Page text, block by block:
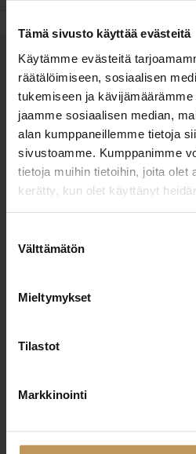
Tämä sivusto käyttää evästeitä
Käytämme evästeitä
räätälöimiseen, sosiaalisen
tukemiseen ja
jaamme sosiaalisen median,
alan kumppaneillemme tietoja
sivustoamme. Kumppanimme
tietoja muihin tietoihin, joita olet
kerätty, kun olet käyttänyt
valinta
Välttämätön
Mieltymykset
Tilastot
Markkinointi
OTA
Miten
Jätä yhteystietosi,